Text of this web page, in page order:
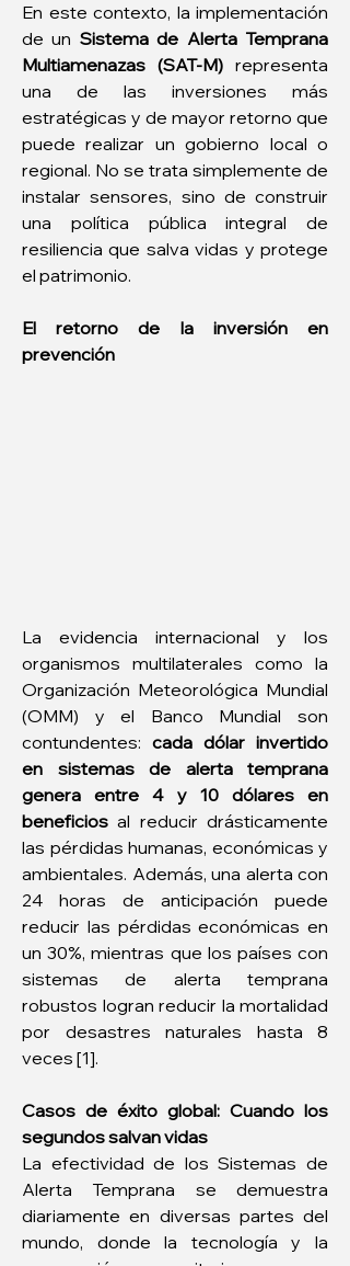
En este contexto, la implementación
de un Sistema de Alerta Temprana
Multiamenazas (SAT-M) representa
una de las inversiones más
estratégicas y de mayor retorno que
puede realizar un gobierno local o
regional. No se trata simplemente de
instalar sensores, sino de construir
una política pública integral de
resiliencia que salva vidas y protege
el patrimonio.
El retorno de la inversión en
prevención
La evidencia internacional y los
organismos multilaterales como la
Organización Meteorológica Mundial
(OMM) y el Banco Mundial son
contundentes: cada dólar invertido
en sistemas de alerta temprana
genera entre 4 y 10 dólares en
beneficios al reducir drásticamente
las pérdidas humanas, económicas y
ambientales. Además, una alerta con
24 horas de anticipación puede
reducir las pérdidas económicas en
un 30%, mientras que los países con
sistemas de alerta temprana
robustos logran reducir la mortalidad
por desastres naturales hasta 8
veces [1].
Casos de éxito global: Cuando los
segundos salvan vidas
La efectividad de los Sistemas de
Alerta Temprana se demuestra
diariamente en diversas partes del
mundo, donde la tecnología y la